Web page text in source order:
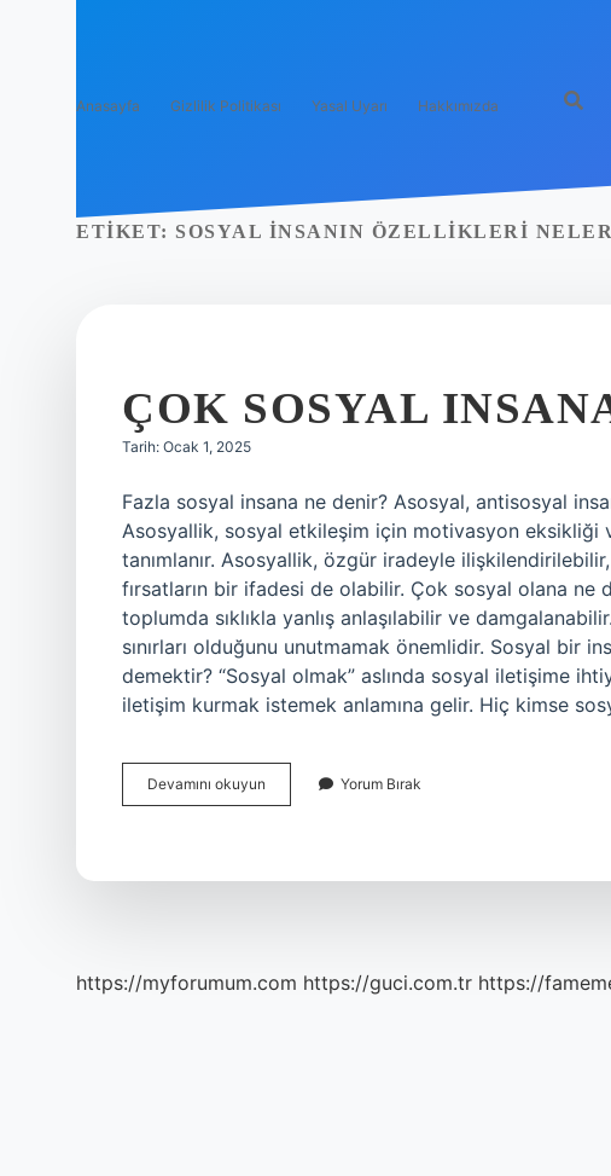
Anasayfa Gizlilik Politikası Yasal Uyarı Hakkımızda
ETIKET: SOSYAL INSANIN ÖZELLIKLERI
ÇOK SOSYAL
Tarih: Ocak 1, 2025
Fazla sosyal insana ne denir? Asosyal, antisosyal
Asosyallik, sosyal etkileşim için motivasyon eksikliği
tanımlanır. Asosyallik, özgür iradeyle
fırsatların bir ifadesi de olabilir. Çok sosyal olana ne
toplumda sıklıkla yanlış anlaşılabilir ve
sınırları olduğunu unutmamak önemlidir. Sosyal bir
demektir? “Sosyal olmak” aslında sosyal iletişime
iletişim kurmak istemek anlamına gelir. Hiç kimse
Devamını okuyun
Sosyal
Yorum Bırak
https://myforumum.com https://guci.com.tr https://